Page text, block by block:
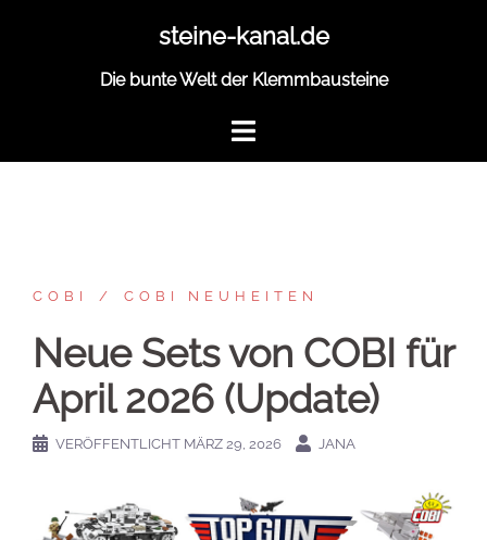
steine-kanal.de
Die bunte Welt der Klemmbausteine
COBI COBI NEUHEITEN
Neue Sets von COBI für
April 2026 (Update)
VERÖFFENTLICHT MÄRZ 29, 2026 JANA